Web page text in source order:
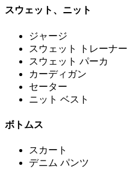
スウェット、ニット
ジャージ
スウェット トレーナー
スウェット パーカ
カーディガン
セーター
ニット ベスト
ボトムス
スカート
デニム パンツ